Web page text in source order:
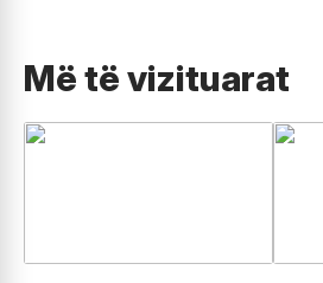
Më të vizituarat